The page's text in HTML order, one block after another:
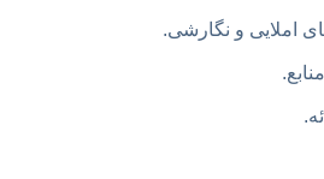
املایی و نگارشی.